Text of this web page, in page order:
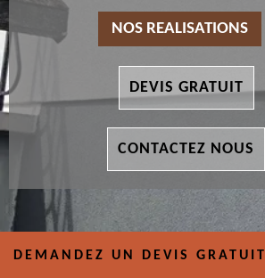
NOS REALISATIONS
DEVIS GRATUIT
CONTACTEZ NOUS
DEMANDEZ UN DEVIS GRATUIT